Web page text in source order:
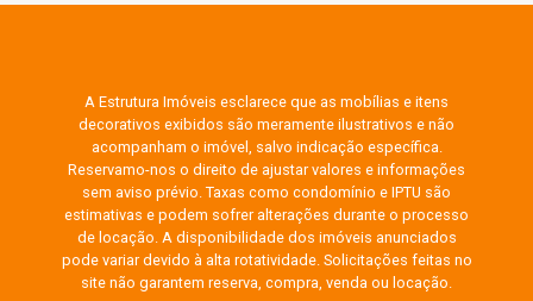
A Estrutura Imóveis esclarece que as mobílias e itens
decorativos exibidos são meramente ilustrativos e não
acompanham o imóvel, salvo indicação específica.
Reservamo-nos o direito de ajustar valores e informações
sem aviso prévio. Taxas como condomínio e IPTU são
estimativas e podem sofrer alterações durante o processo
de locação. A disponibilidade dos imóveis anunciados
pode variar devido à alta rotatividade. Solicitações feitas no
site não garantem reserva, compra, venda ou locação.